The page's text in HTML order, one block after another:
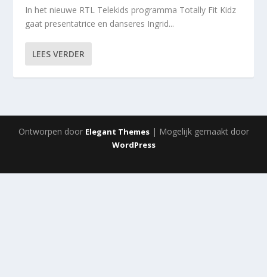
In het nieuwe RTL Telekids programma Totally Fit Kidz
gaat presentatrice en danseres Ingrid...
LEES VERDER
Ontworpen door Elegant Themes| Mogelijk gemaakt door
WordPress